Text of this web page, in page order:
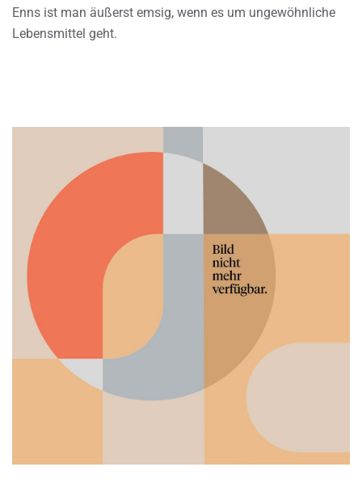
Enns ist man äußerst emsig, wenn es um ungewöhnliche
Lebensmittel geht.